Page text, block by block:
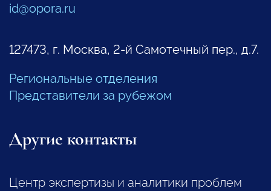
id@opora.ru
127473, г. Москва, 2-й Самотечный пер., д.7.
Региональные отделения
Представители за рубежом
Другие контакты
Центр экспертизы и аналитики проблем